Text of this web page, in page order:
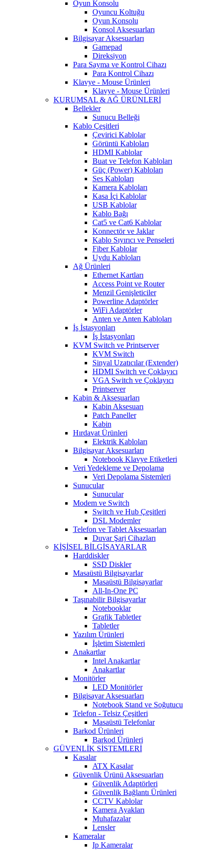
Oyun Konsolu
Oyuncu Koltuğu
Oyun Konsolu
Konsol Aksesuarları
Bilgisayar Aksesuarları
Gamepad
Direksiyon
Para Sayma ve Kontrol Cihazı
Para Kontrol Cihazı
Klavye - Mouse Ürünleri
Klavye - Mouse Ürünleri
KURUMSAL & AĞ ÜRÜNLERİ
Bellekler
Sunucu Belleği
Kablo Çeşitleri
Çevirici Kablolar
Görüntü Kabloları
HDMI Kablolar
Buat ve Telefon Kabloları
Güç (Power) Kabloları
Ses Kabloları
Kamera Kabloları
Kasa İçi Kablolar
USB Kablolar
Kablo Bağı
Cat5 ve Cat6 Kablolar
Konnectör ve Jaklar
Kablo Sıyırıcı ve Penseleri
Fiber Kablolar
Uydu Kabloları
Ağ Ürünleri
Ethernet Kartları
Access Point ve Router
Menzil Genişleticiler
Powerline Adaptörler
WiFi Adaptörler
Anten ve Anten Kabloları
İş İstasyonları
İş İstasyonları
KVM Switch ve Printserver
KVM Switch
Sinyal Uzatıcılar (Extender)
HDMI Switch ve Çoklayıcı
VGA Switch ve Çoklayıcı
Printserver
Kabin & Aksesuarları
Kabin Aksesuarı
Patch Paneller
Kabin
Hırdavat Ürünleri
Elektrik Kabloları
Bilgisayar Aksesuarları
Notebook Klavye Etiketleri
Veri Yedekleme ve Depolama
Veri Depolama Sistemleri
Sunucular
Sunucular
Modem ve Switch
Switch ve Hub Çeşitleri
DSL Modemler
Telefon ve Tablet Aksesuarları
Duvar Şarj Cihazları
KİŞİSEL BİLGİSAYARLAR
Harddiskler
SSD Diskler
Masaüstü Bilgisayarlar
Masaüstü Bilgisayarlar
All-In-One PC
Taşınabilir Bilgisayarlar
Notebooklar
Grafik Tabletler
Tabletler
Yazılım Ürünleri
İşletim Sistemleri
Anakartlar
Intel Anakartlar
Anakartlar
Monitörler
LED Monitörler
Bilgisayar Aksesuarları
Notebook Stand ve Soğutucu
Telefon - Telsiz Çeşitleri
Masaüstü Telefonlar
Barkod Ürünleri
Barkod Ürünleri
GÜVENLİK SİSTEMLERİ
Kasalar
ATX Kasalar
Güvenlik Ürünü Aksesuarları
Güvenlik Adaptörleri
Güvenlik Bağlantı Ürünleri
CCTV Kablolar
Kamera Ayakları
Muhafazalar
Lensler
Kameralar
Ip Kameralar